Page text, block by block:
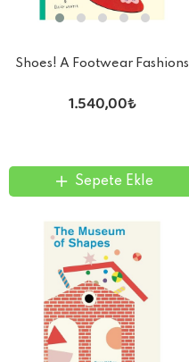
Shoes! A Footwear Fashions
1.540,00₺
Sepete Ekle